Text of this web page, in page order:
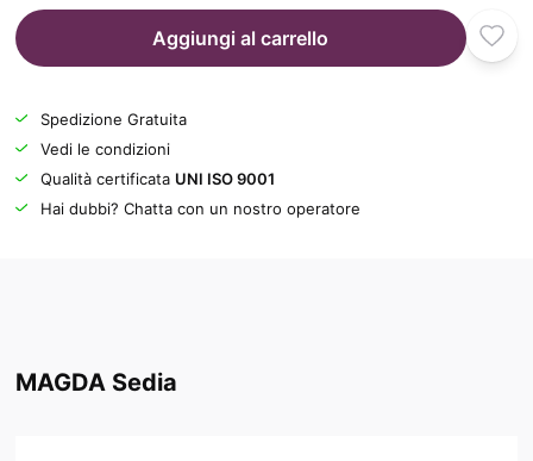
Aggiungi al carrello
Spedizione Gratuita
Vedi le condizioni
Qualità certificata UNI ISO 9001
Hai dubbi? Chatta con un nostro operatore
MAGDA Sedia